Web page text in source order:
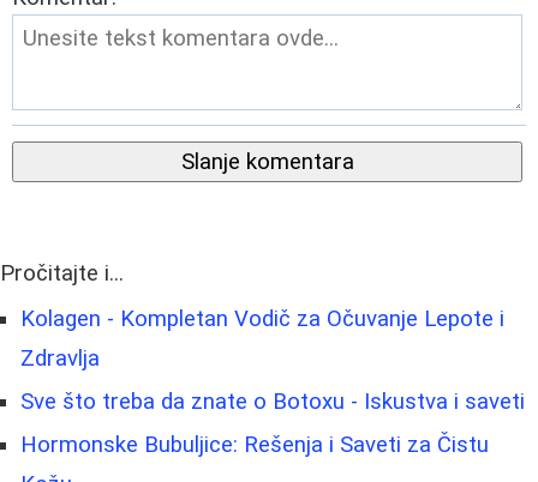
Slanje komentara
Pročitajte i...
Kolagen - Kompletan Vodič za Očuvanje Lepote i
Zdravlja
Sve što treba da znate o Botoxu - Iskustva i saveti
Hormonske Bubuljice: Rešenja i Saveti za Čistu